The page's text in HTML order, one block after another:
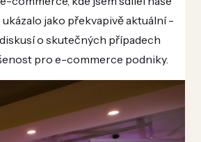
jako překvapivě aktuální -
o skutečných případech
pro e-commerce podniky.